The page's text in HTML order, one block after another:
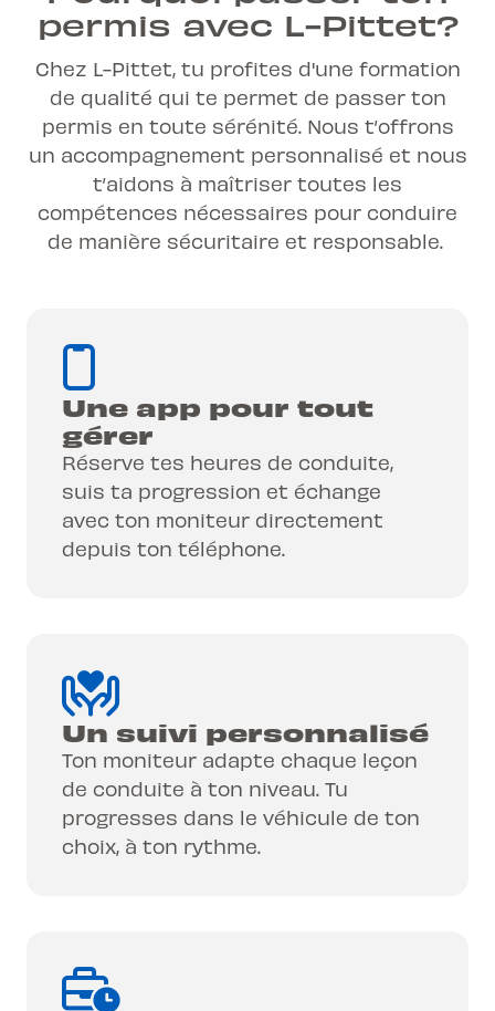
permis avec L-Pittet?
Chez L-Pittet, tu profites d'une formation
de qualité qui te permet de passer ton
permis en toute sérénité. Nous t’offrons
un accompagnement personnalisé et nous
t’aidons à maîtriser toutes les
compétences nécessaires pour conduire
de manière sécuritaire et responsable.
Une app pour tout
gérer
Réserve tes heures de conduite,
suis ta progression et échange
avec ton moniteur directement
depuis ton téléphone.
Un suivi personnalisé
Ton moniteur adapte chaque leçon
de conduite à ton niveau. Tu
progresses dans le véhicule de ton
choix, à ton rythme.